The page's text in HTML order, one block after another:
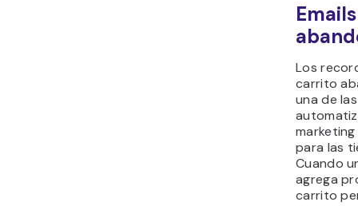
Los
carrito
una de
para las
Cuando
agrega
carrito